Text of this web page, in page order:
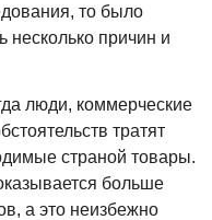
то было
несколько причин и
люди, коммерческие
тратят
страной товары.
больше
а это неизбежно